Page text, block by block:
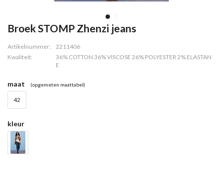
Broek STOMP Zhenzi jeans
Artikelnummer:
2211406
Kwaliteit:
36% COTTON 36% VISCOSE 26% POLYESTER 2% ELASTAN
E
maat (opgemeten maattabel)
42
kleur